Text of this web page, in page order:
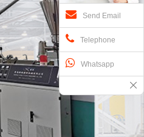
Send Email
Telephone
Whatsapp